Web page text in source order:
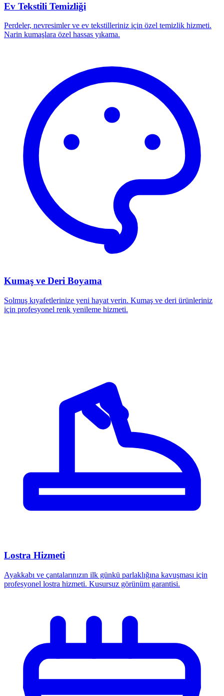
Ev Tekstili Temizliği
Perdeler, nevresimler ve ev tekstilleriniz için özel temizlik hizmeti.
Narin kumaşlara özel hassas yıkama.
Kumaş ve Deri Boyama
Solmuş kıyafetlerinize yeni hayat verin. Kumaş ve deri ürünleriniz
için profesyonel renk yenileme hizmeti.
Lostra Hizmeti
Ayakkabı ve çantalarınızın ilk günkü parlaklığına kavuşması için
profesyonel lostra hizmeti. Kusursuz görünüm garantisi.